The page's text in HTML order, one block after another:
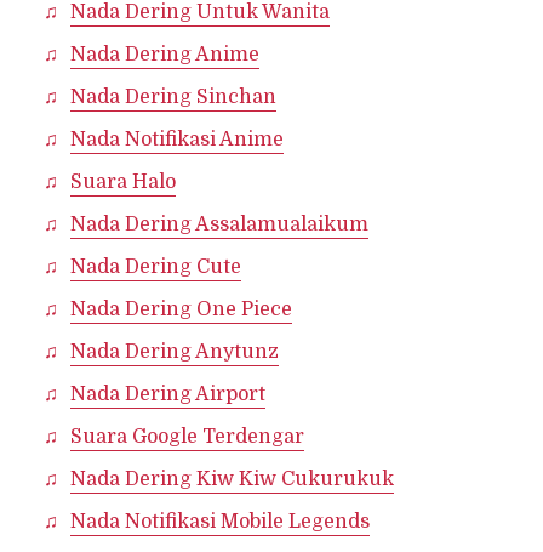
Nada Dering Untuk Wanita
Nada Dering Anime
Nada Dering Sinchan
Nada Notifikasi Anime
Suara Halo
Nada Dering Assalamualaikum
Nada Dering Cute
Nada Dering One Piece
Nada Dering Anytunz
Nada Dering Airport
Suara Google Terdengar
Nada Dering Kiw Kiw Cukurukuk
Nada Notifikasi Mobile Legends